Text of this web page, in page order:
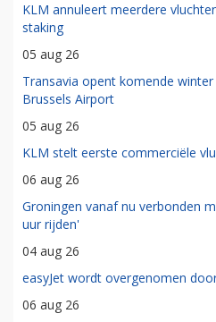
KLM annuleert meerdere
staking
05 aug 26
Transavia opent komende
Brussels Airport
05 aug 26
KLM stelt eerste commerciële
06 aug 26
Groningen vanaf nu verbonden
uur rijden'
04 aug 26
easyJet wordt overgenomen
06 aug 26